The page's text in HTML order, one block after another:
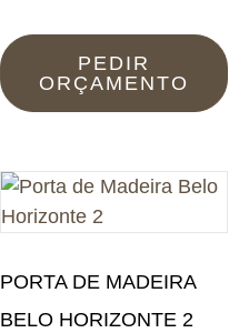
PEDIR
ORÇAMENTO
PORTA DE MADEIRA
BELO HORIZONTE 2